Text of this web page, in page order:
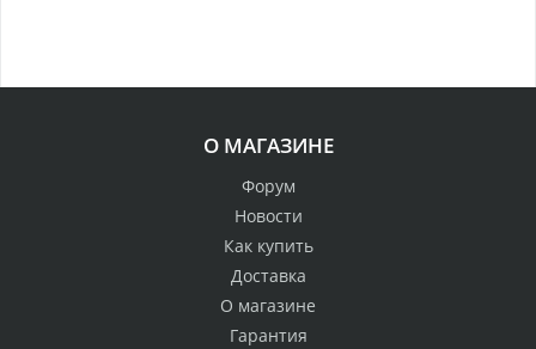
О МАГАЗИНЕ
Форум
Новости
Как купить
Доставка
О магазине
Гарантия